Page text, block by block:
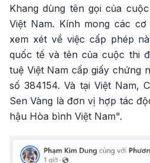
Khang dùng tên gọi của
Việt Nam. Kính mong các
xem xét về việc cấp phép
quốc tế và tên của cuộc thi
tuệ Việt Nam cấp giấy chứng
số 384154. Và tại Việt Nam,
Sen Vàng là đơn vị hợp tác
hậu Hòa bình Việt Nam".